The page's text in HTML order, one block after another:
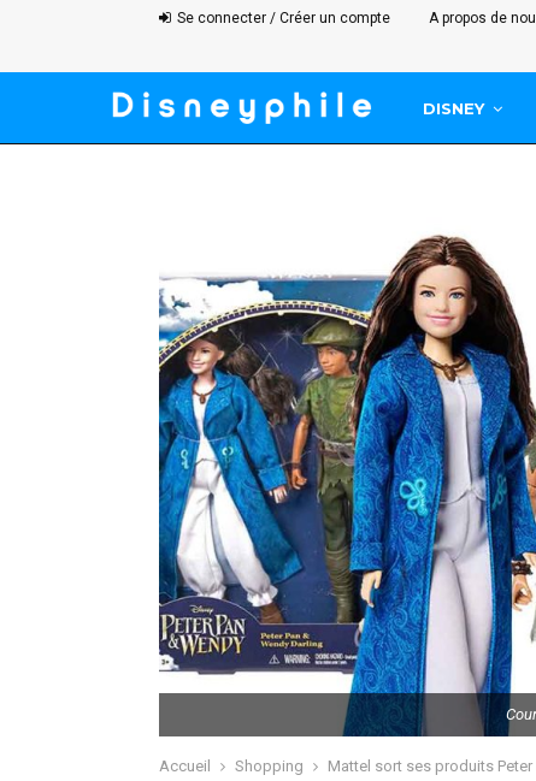
Se connecter / Créer un compte A propos de
DISNEY
Accueil Shopping Mattel sort ses produits Peter